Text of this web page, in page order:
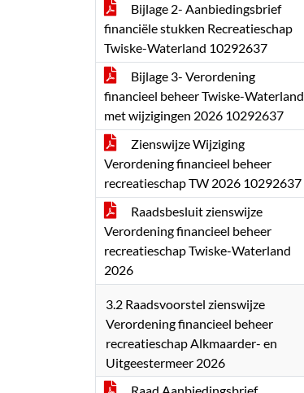
Bijlage 2- Aanbiedingsbrief
financiële stukken Recreatieschap
Twiske-Waterland 10292637
Bijlage 3- Verordening
financieel beheer Twiske-Waterland
met wijzigingen 2026 10292637
Zienswijze Wijziging
Verordening financieel beheer
recreatieschap TW 2026 10292637
Raadsbesluit zienswijze
Verordening financieel beheer
recreatieschap Twiske-Waterland
2026
3.2 Raadsvoorstel zienswijze
Verordening financieel beheer
recreatieschap Alkmaarder- en
Uitgeestermeer 2026